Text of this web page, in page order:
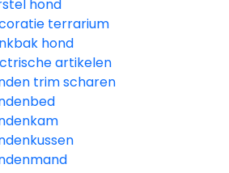
hond
terrarium
hond
artikelen
trim scharen